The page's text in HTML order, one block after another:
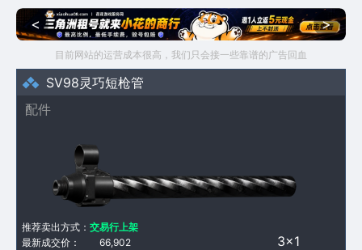
< >
目前网站的运营成本很高，我们只会接一些靠谱的广告回血
SV98灵巧短枪管
配件
3×1
最新成交价： 66,902
推荐卖出方式： 交易行上架